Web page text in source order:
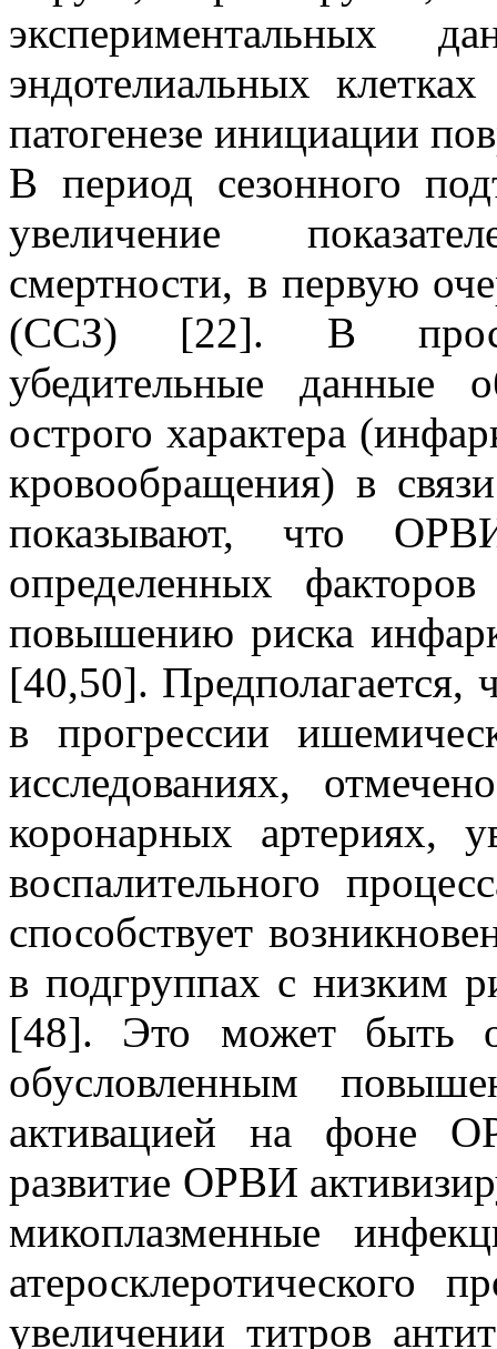
экспериментальных
эндотелиальных
патогенезе инициации
В период сезонного
увеличение
смертности, в первую
(ССЗ) [22]. В
убедительные данные
острого характера
кровообращения) в
показывают, что
определенных
повышению риска
[40,50].
в прогрессии
исследованиях,
коронарных артериях,
воспалительного
способствует
в подгруппах с низким
[48]. Это может быть
обусловленным
активацией на фоне
развитие ОРВИ
микоплазменные
атеросклеротического
увеличении титров